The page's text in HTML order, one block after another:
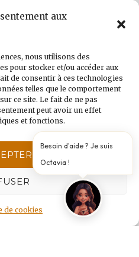
aux
nous utilisons des
pour stocker et/ou accéder aux
de consentir à ces technologies
telles que le comportement
ce site. Le fait de ne pas
peut avoir un effet
et fonctions.
de cookies
Un séjour à planifier ?